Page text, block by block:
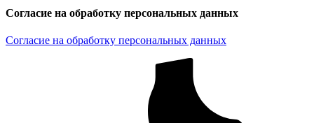
Согласие на обработку персональных данных
Согласие на обработку персональных данных